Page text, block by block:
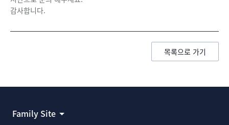
감사합니다.
목록으로 가기
Family Site